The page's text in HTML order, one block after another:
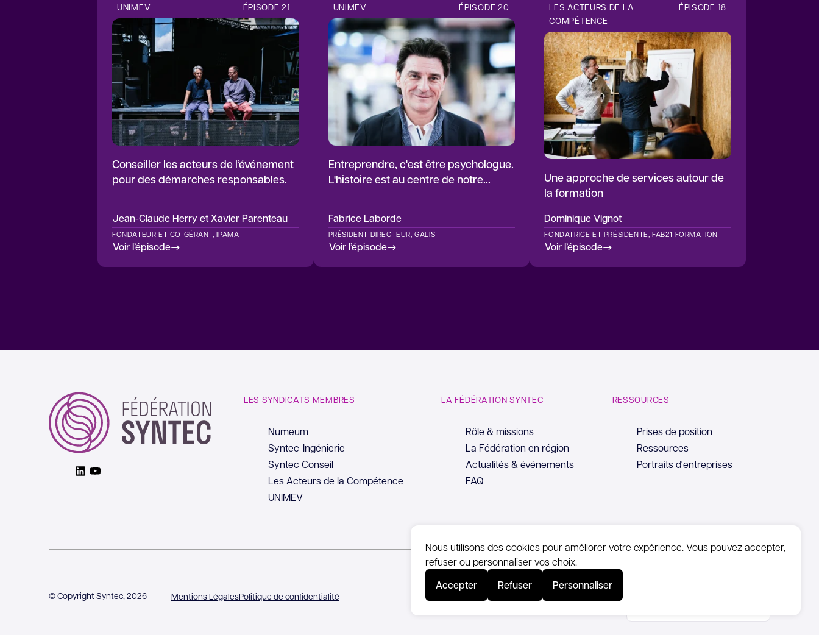
Nous utilisons des cookies pour améliorer votre expérience. Vous pouvez accepter,
refuser ou personnaliser vos choix.
Accepter
Refuser Personnaliser
UNIMEV ÉPISODE 21
Conseiller les acteurs de l’événement
pour des démarches responsables.
Jean-Claude Herry et Xavier Parenteau
FONDATEUR ET CO-GÉRANT, IPAMA
Voir l’épisode
UNIMEV ÉPISODE 20
Entreprendre, c'est être psychologue.
L'histoire est au centre de notre
Fabrice Laborde
PRÉSIDENT DIRECTEUR, GALIS
Voir l’épisode
LES ACTEURS DE LA
COMPÉTENCE
ÉPISODE 18
Une approche de services autour de
la formation
Dominique Vignot
FONDATRICE ET PRÉSIDENTE, FAB21 FORMATION
Voir l’épisode
LinkedinYoutube
LES SYNDICATS MEMBRES
Numeum
Syntec-Ingénierie
Syntec Conseil
Les Acteurs de la Compétence
UNIMEV
LA FÉDÉRATION SYNTEC
Rôle & missions
La Fédération en région
Actualités & événements
FAQ
RESSOURCES
Prises de position
Ressources
Portraits d'entreprises
© Copyright Syntec, 2026 Mentions LégalesPolitique de confidentialité